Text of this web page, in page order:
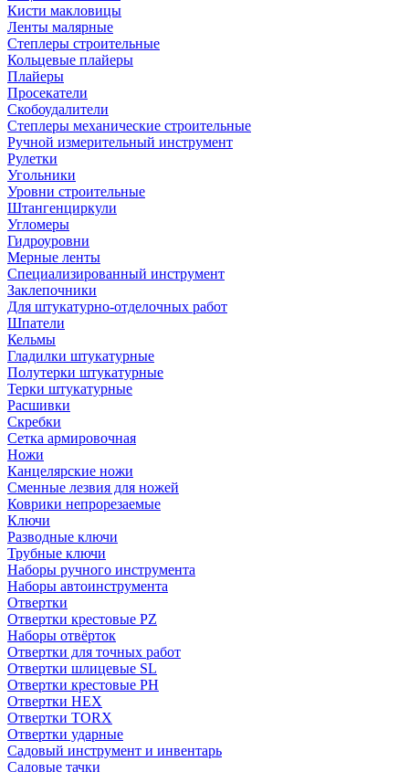
Кисти макловицы
Ленты малярные
Степлеры строительные
Кольцевые плайеры
Плайеры
Просекатели
Скобоудалители
Степлеры механические строительные
Ручной измерительный инструмент
Рулетки
Угольники
Уровни строительные
Штангенциркули
Угломеры
Гидроуровни
Мерные ленты
Специализированный инструмент
Заклепочники
Для штукатурно-отделочных работ
Шпатели
Кельмы
Гладилки штукатурные
Полутерки штукатурные
Терки штукатурные
Расшивки
Скребки
Сетка армировочная
Ножи
Канцелярские ножи
Сменные лезвия для ножей
Коврики непрорезаемые
Ключи
Разводные ключи
Трубные ключи
Наборы ручного инструмента
Наборы автоинструмента
Отвертки
Отвертки крестовые PZ
Наборы отвёрток
Отвертки для точных работ
Отвертки шлицевые SL
Отвертки крестовые PH
Отвертки HEX
Отвертки TORX
Отвертки ударные
Садовый инструмент и инвентарь
Садовые тачки